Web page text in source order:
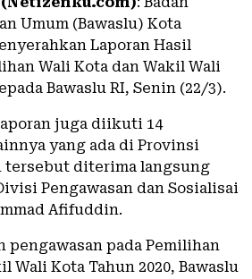
Umum (Bawaslu) Kota
Laporan Hasil
Wali Kota dan Wakil Wali
Bawaslu RI, Senin (22/3).
juga diikuti 14
yang ada di Provinsi
tersebut diterima langsung
Pengawasan dan Sosialisai
Afifuddin.
pengawasan pada Pemilihan
Wali Kota Tahun 2020, Bawaslu